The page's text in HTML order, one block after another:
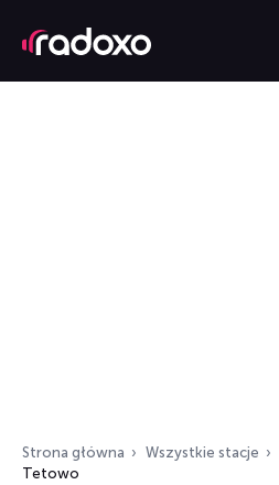
Strona główna Wszystkie stacje
Tetowo